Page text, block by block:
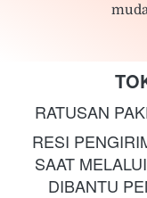
RATUSAN
RESI
SAAT
DIBANTU